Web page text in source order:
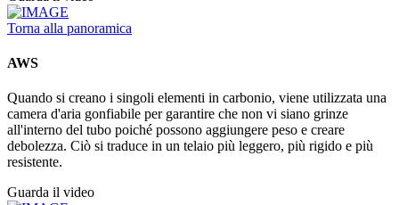
Torna alla panoramica
AWS
Quando si creano i singoli elementi in carbonio, viene utilizzata una
camera d'aria gonfiabile per garantire che non vi siano grinze
all'interno del tubo poiché possono aggiungere peso e creare
debolezza. Ciò si traduce in un telaio più leggero, più rigido e più
resistente.
Guarda il video